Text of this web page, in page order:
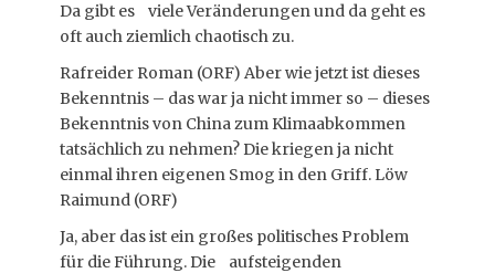
Da gibt es viele Veränderungen und da geht es
oft auch ziemlich chaotisch zu.
Rafreider Roman (ORF) Aber wie jetzt ist dieses
Bekenntnis – das war ja nicht immer so – dieses
Bekenntnis von China zum Klimaabkommen
tatsächlich zu nehmen? Die kriegen ja nicht
einmal ihren eigenen Smog in den Griff. Löw
Raimund (ORF)
Ja, aber das ist ein großes politisches Problem
für die Führung. Die aufsteigenden